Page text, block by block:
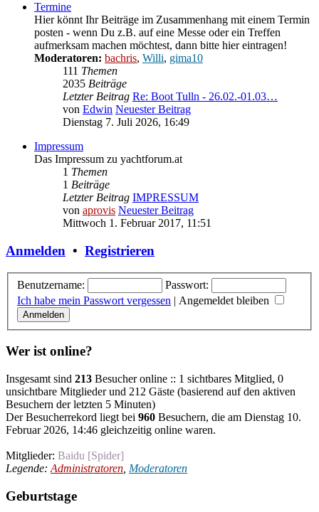
Termine
Hier könnt Ihr Beiträge im Zusammenhang mit einem Termin
posten - wenn Du z.B. auf eine Messe oder ein Treffen
aufmerksam machen möchtest, dann bitte hier eintragen!
Moderatoren: bachris, Willi, gima10
111 Themen
2035 Beiträge
Letzter Beitrag Re: Boot Tulln - 26.02.-01.03…
von Edwin Neuester Beitrag
Dienstag 7. Juli 2026, 16:49
Impressum
Das Impressum zu yachtforum.at
1 Themen
1 Beiträge
Letzter Beitrag IMPRESSUM
von aprovis Neuester Beitrag
Mittwoch 1. Februar 2017, 11:51
Anmelden • Registrieren
Benutzername:
Passwort:
Ich habe mein Passwort vergessen | Angemeldet bleiben
Wer ist online?
Insgesamt sind 213 Besucher online :: 1 sichtbares Mitglied, 0
unsichtbare Mitglieder und 212 Gäste (basierend auf den aktiven
Besuchern der letzten 5 Minuten)
Der Besucherrekord liegt bei 960 Besuchern, die am Dienstag 10.
Februar 2026, 14:46 gleichzeitig online waren.
Mitglieder: Baidu [Spider]
Legende: Administratoren Moderatoren
Geburtstage